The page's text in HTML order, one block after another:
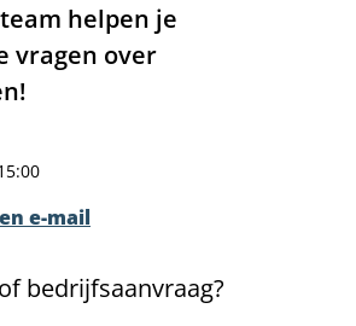
helpen je
vragen over
e-mail
bedrijfsaanvraag?